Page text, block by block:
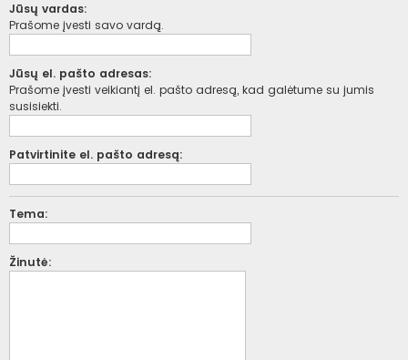
Jūsų vardas:
Prašome įvesti savo vardą.
Jūsų el. pašto adresas:
Prašome įvesti veikiantį el. pašto adresą, kad galėtume su jumis
susisiekti.
Patvirtinite el. pašto adresą:
Tema:
Žinutė: